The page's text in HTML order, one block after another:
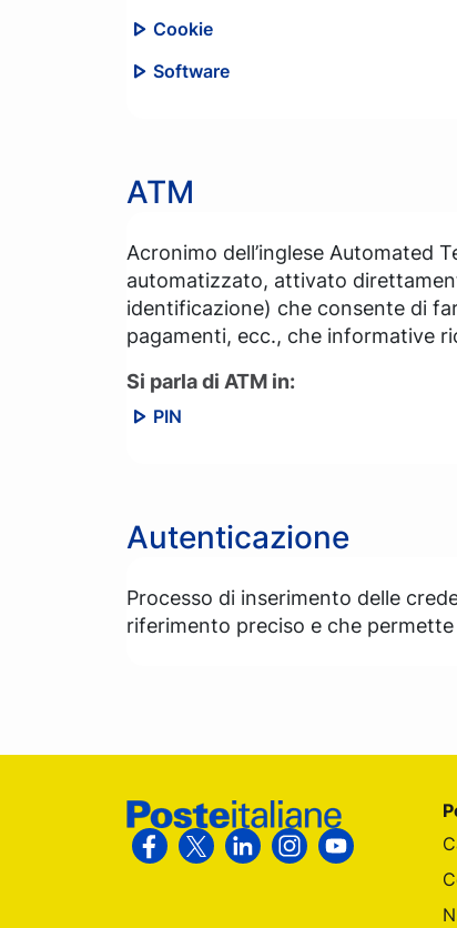
Cookie
Software
ATM
Acronimo dell’inglese Automated
automatizzato, attivato
identificazione) che consente di
pagamenti, ecc., che informative
Si parla di ATM in:
PIN
Autenticazione
Processo di inserimento delle
riferimento preciso e che
Segui Poste Italiane su Facebook
Segui Poste Italiane su X
Segui Poste Italiane su
Segui Poste
Segui Poste